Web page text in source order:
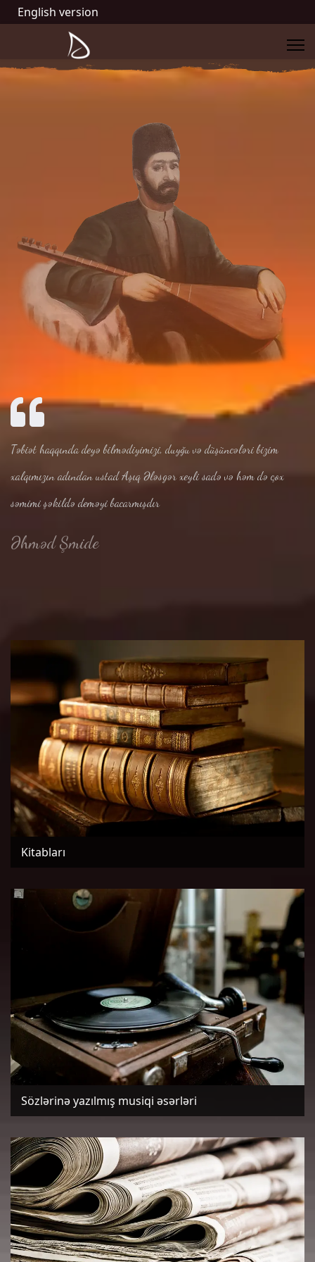
English version
Təbiət haqqında deyə bilmədiyimizi, duyğu və düşüncələri bizim
xalqımızın adından ustad Aşıq Ələsgər xeyli sadə və həm də çox
səmimi şəkildə deməyi bacarmışdır
Əhməd Şmide
Kitabları
Sözlərinə yazılmış musiqi əsərləri